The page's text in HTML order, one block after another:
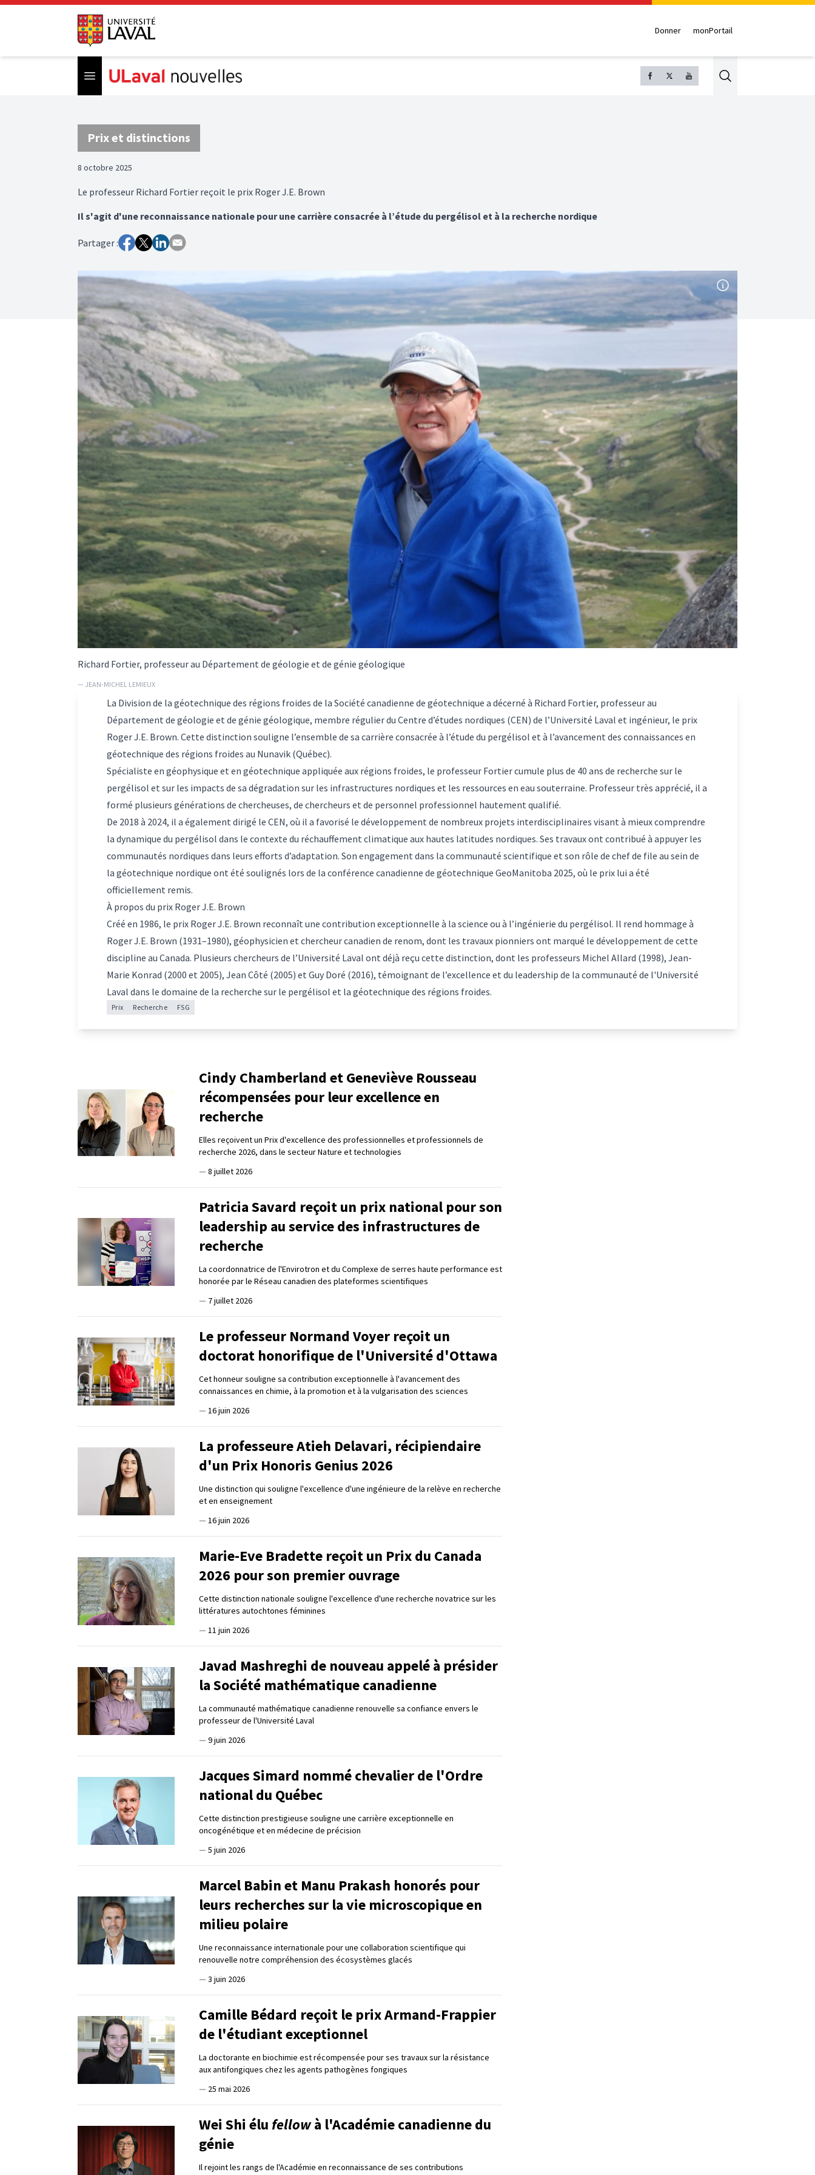
Donner monPortail
Open menu Search
Prix et distinctions
8 octobre 2025
Le professeur Richard Fortier reçoit le prix Roger J.E. Brown
Il s'agit d'une reconnaissance nationale pour une carrière consacrée à l’étude du pergélisol et à la recherche nordique
Partager :
Richard Fortier, professeur au Département de géologie et de génie géologique
— JEAN-MICHEL LEMIEUX
La Division de la géotechnique des régions froides de la Société canadienne de géotechnique a décerné à Richard Fortier, professeur au
Département de géologie et de génie géologique, membre régulier du Centre d’études nordiques (CEN) de l’Université Laval et ingénieur, le prix
Roger J.E. Brown. Cette distinction souligne l’ensemble de sa carrière consacrée à l’étude du pergélisol et à l’avancement des connaissances en
géotechnique des régions froides au Nunavik (Québec).
Spécialiste en géophysique et en géotechnique appliquée aux régions froides, le professeur Fortier cumule plus de 40 ans de recherche sur le
pergélisol et sur les impacts de sa dégradation sur les infrastructures nordiques et les ressources en eau souterraine. Professeur très apprécié, il a
formé plusieurs générations de chercheuses, de chercheurs et de personnel professionnel hautement qualifié.
De 2018 à 2024, il a également dirigé le CEN, où il a favorisé le développement de nombreux projets interdisciplinaires visant à mieux comprendre
la dynamique du pergélisol dans le contexte du réchauffement climatique aux hautes latitudes nordiques. Ses travaux ont contribué à appuyer les
communautés nordiques dans leurs efforts d’adaptation. Son engagement dans la communauté scientifique et son rôle de chef de file au sein de
la géotechnique nordique ont été soulignés lors de la conférence canadienne de géotechnique GeoManitoba 2025, où le prix lui a été
officiellement remis.
À propos du prix Roger J.E. Brown
Créé en 1986, le prix Roger J.E. Brown reconnaît une contribution exceptionnelle à la science ou à l’ingénierie du pergélisol. Il rend hommage à
Roger J.E. Brown (1931–1980), géophysicien et chercheur canadien de renom, dont les travaux pionniers ont marqué le développement de cette
discipline au Canada. Plusieurs chercheurs de l’Université Laval ont déjà reçu cette distinction, dont les professeurs Michel Allard (1998), Jean-
Marie Konrad (2000 et 2005), Jean Côté (2005) et Guy Doré (2016), témoignant de l’excellence et du leadership de la communauté de l'Université
Laval dans le domaine de la recherche sur le pergélisol et la géotechnique des régions froides.
Prix Recherche FSG
Cindy Chamberland et Geneviève Rousseau
récompensées pour leur excellence en
recherche
Elles reçoivent un Prix d'excellence des professionnelles et professionnels de
recherche 2026, dans le secteur Nature et technologies
— 8 juillet 2026
Patricia Savard reçoit un prix national pour son
leadership au service des infrastructures de
recherche
La coordonnatrice de l'Envirotron et du Complexe de serres haute performance est
honorée par le Réseau canadien des plateformes scientifiques
— 7 juillet 2026
Le professeur Normand Voyer reçoit un
doctorat honorifique de l'Université d'Ottawa
Cet honneur souligne sa contribution exceptionnelle à l'avancement des
connaissances en chimie, à la promotion et à la vulgarisation des sciences
— 16 juin 2026
La professeure Atieh Delavari, récipiendaire
d'un Prix Honoris Genius 2026
Une distinction qui souligne l'excellence d'une ingénieure de la relève en recherche
et en enseignement
— 16 juin 2026
Marie-Eve Bradette reçoit un Prix du Canada
2026 pour son premier ouvrage
Cette distinction nationale souligne l'excellence d'une recherche novatrice sur les
littératures autochtones féminines
— 11 juin 2026
Javad Mashreghi de nouveau appelé à présider
la Société mathématique canadienne
La communauté mathématique canadienne renouvelle sa confiance envers le
professeur de l'Université Laval
— 9 juin 2026
Jacques Simard nommé chevalier de l'Ordre
national du Québec
Cette distinction prestigieuse souligne une carrière exceptionnelle en
oncogénétique et en médecine de précision
— 5 juin 2026
Marcel Babin et Manu Prakash honorés pour
leurs recherches sur la vie microscopique en
milieu polaire
Une reconnaissance internationale pour une collaboration scientifique qui
renouvelle notre compréhension des écosystèmes glacés
— 3 juin 2026
Camille Bédard reçoit le prix Armand-Frappier
de l'étudiant exceptionnel
La doctorante en biochimie est récompensée pour ses travaux sur la résistance
aux antifongiques chez les agents pathogènes fongiques
— 25 mai 2026
Wei Shi élu fellowà l'Académie canadienne du
génie
Il rejoint les rangs de l'Académie en reconnaissance de ses contributions